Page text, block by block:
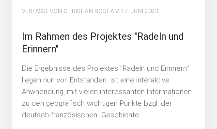
VERFASST VON CHRISTIAN BOST AM 17. JUNI 2023.
Im Rahmen des Projektes "Radeln und
Erinnern"
Die Ergebnisse des Projektes "Radeln und Erinnern"
liegen nun vor. Entstanden ist eine interaktive
Anwnendung, mit vielen interessanten Informationen
zu den geografisch wichtigen Punkte bzgl. der
deutsch-französischen Geschichte.